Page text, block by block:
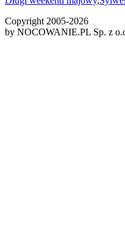
Copyright 2005-2026
by NOCOWANIE.PL Sp. z